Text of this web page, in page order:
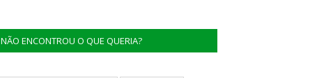
NÃO ENCONTROU O QUE QUERIA?